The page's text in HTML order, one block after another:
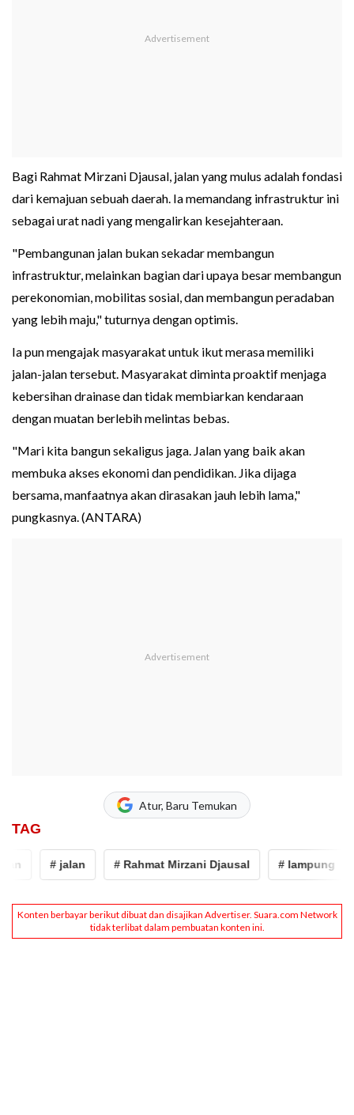
Bagi Rahmat Mirzani Djausal, jalan yang mulus adalah fondasi
dari kemajuan sebuah daerah. Ia memandang infrastruktur ini
sebagai urat nadi yang mengalirkan kesejahteraan.
"Pembangunan jalan bukan sekadar membangun
infrastruktur, melainkan bagian dari upaya besar membangun
perekonomian, mobilitas sosial, dan membangun peradaban
yang lebih maju," tuturnya dengan optimis.
Ia pun mengajak masyarakat untuk ikut merasa memiliki
jalan-jalan tersebut. Masyarakat diminta proaktif menjaga
kebersihan drainase dan tidak membiarkan kendaraan
dengan muatan berlebih melintas bebas.
"Mari kita bangun sekaligus jaga. Jalan yang baik akan
membuka akses ekonomi dan pendidikan. Jika dijaga
bersama, manfaatnya akan dirasakan jauh lebih lama,"
pungkasnya. (ANTARA)
Atur, Baru Temukan
TAG
# jalan # Rahmat Mirzani Djausal # lampung